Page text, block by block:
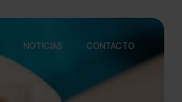
NOTICIAS CONTACTO